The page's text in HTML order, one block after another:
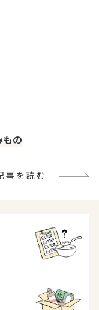
の
事を読む